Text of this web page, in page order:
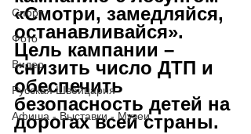
Спорт
Фото
Видео
Русская Швейцария
Афиша - Выставки - Музеи
«Смотри, замедляйся,
останавливайся».
Цель кампании –
снизить число ДТП и
обеспечить
безопасность детей на
дорогах всей страны.